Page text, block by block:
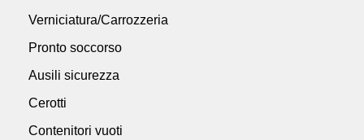
Verniciatura/Carrozzeria
Pronto soccorso
Ausili sicurezza
Cerotti
Contenitori vuoti